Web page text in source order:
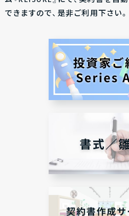
できますので、是非ご利用下さい。